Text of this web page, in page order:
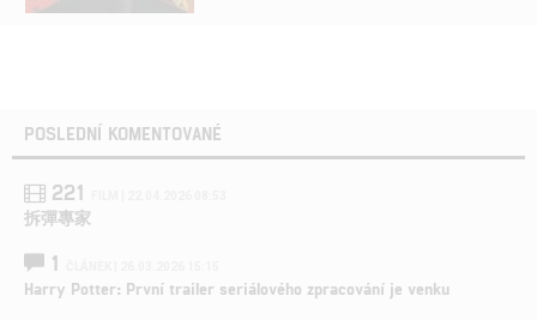
POSLEDNÍ KOMENTOVANÉ
221
拆彈專家
1
Harry Potter: První trailer seriálového zpracování je venku